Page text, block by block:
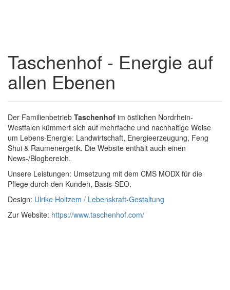
Taschenhof - Energie auf
allen Ebenen
Der Familienbetrieb Taschenhof im östlichen Nordrhein-
Westfalen kümmert sich auf mehrfache und nachhaltige Weise
um Lebens-Energie: Landwirtschaft, Energieerzeugung, Feng
Shui & Raumenergetik. Die Website enthält auch einen
News-/Blogbereich.
Unsere Leistungen: Umsetzung mit dem CMS MODX für die
Pflege durch den Kunden, Basis-SEO.
Design: Ulrike Holtzem / Lebenskraft-Gestaltung
Zur Website: https://www.taschenhof.com/